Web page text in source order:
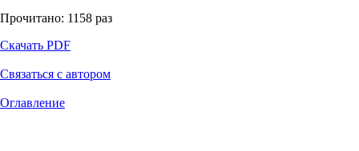
Прочитано: 1158 раз
Скачать PDF
Связаться с автором
Оглавление